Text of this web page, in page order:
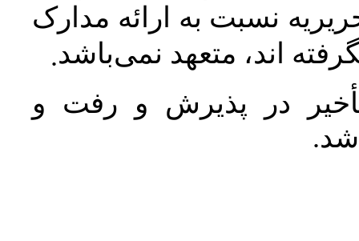
نسبت به ارائه مدارک
اند، متعهد نمی‌باشد.
در پذیرش و رفت و
شد.